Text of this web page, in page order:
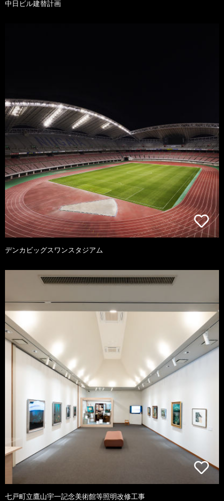
中日ビル建替計画
デンカビッグスワンスタジアム
七戸町立鷹山宇一記念美術館等照明改修工事